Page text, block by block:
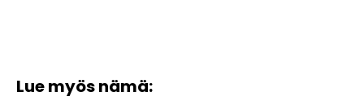
Lue myös nämä: